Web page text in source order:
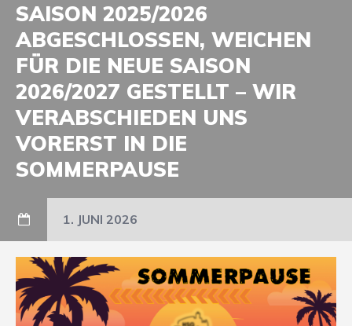
SAISON 2025/2026
ABGESCHLOSSEN, WEICHEN
FÜR DIE NEUE SAISON
2026/2027 GESTELLT – WIR
VERABSCHIEDEN UNS
VORERST IN DIE
SOMMERPAUSE
1. JUNI 2026